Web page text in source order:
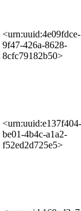
<urn:uuid:4e09fdce-
9f47-426a-8628-
8cfc79182b50>
<urn:uuid:e137f404-
be01-4b4c-a1a2-
f52ed2d725e5>